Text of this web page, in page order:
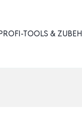
TOOLS &